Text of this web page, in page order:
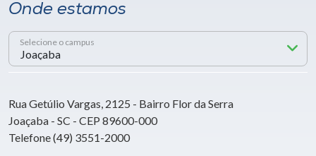
Onde estamos
Selecione o campus
Rua Getúlio Vargas, 2125 - Bairro Flor da Serra
Joaçaba - SC - CEP 89600-000
Telefone (49) 3551-2000